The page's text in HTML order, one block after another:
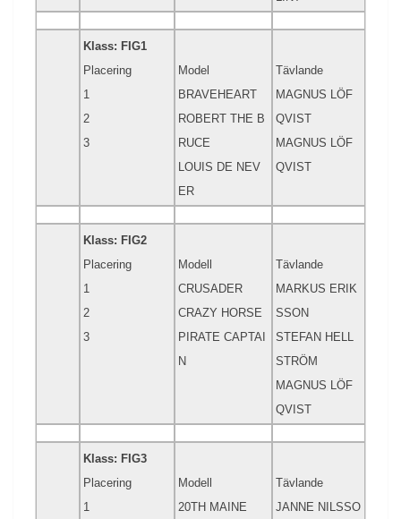
Klass: FIG1
Placering
1
2
3
Model
BRAVEHEART
ROBERT THE B
RUCE
LOUIS DE NEV
ER
Tävlande
MAGNUS LÖF
QVIST
MAGNUS LÖF
QVIST
Klass: FIG2
Placering
1
2
3
Modell
CRUSADER
CRAZY HORSE
PIRATE CAPTAI
N
Tävlande
MARKUS ERIK
SSON
STEFAN HELL
STRÖM
MAGNUS LÖF
QVIST
Klass: FIG3
Placering
1
Modell
20TH MAINE
Tävlande
JANNE NILSSO